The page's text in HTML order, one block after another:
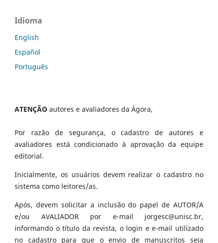
Idioma
English
Español
Português
ATENÇÃO autores e avaliadores da Ágora,
Por razão de segurança, o cadastro de autores e
avaliadores está condicionado à aprovação da equipe
editorial.
Inicialmente, os usuários devem realizar o cadastro no
sistema como leitores/as.
Após, devem solicitar a inclusão do papel de AUTOR/A
e/ou AVALIADOR por e-mail jorgesc@unisc.br,
informando o título da revista, o login e e-mail utilizado
no cadastro para que o envio de manuscritos seja